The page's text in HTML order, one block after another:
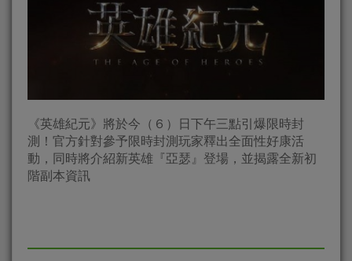
《英雄紀元》將於今（６）日下午三點引爆限時封
測！官方針對參予限時封測玩家釋出全面性好康活
動，同時將介紹新英雄『亞瑟』登場，並揭露全新初
階副本資訊